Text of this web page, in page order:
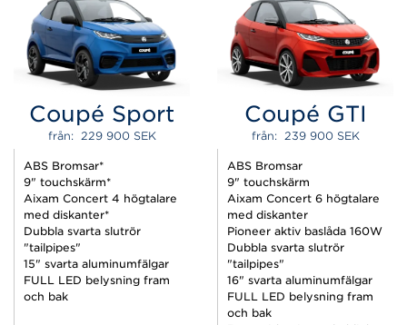
Coupé Sport
från: 229 900 SEK
ABS Bromsar*
9" touchskärm*
Aixam Concert 4 högtalare
med diskanter*
Dubbla svarta slutrör
"tailpipes"
15" svarta aluminumfälgar
FULL LED belysning fram
och bak
Coupé GTI
från: 239 900 SEK
ABS Bromsar
9" touchskärm
Aixam Concert 6 högtalare
med diskanter
Pioneer aktiv baslåda 160W
Dubbla svarta slutrör
"tailpipes"
16" svarta aluminumfälgar
FULL LED belysning fram
och bak